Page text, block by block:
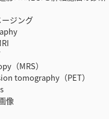
ジング
MRS）
（PET）
像